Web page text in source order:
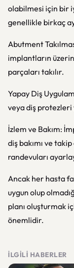
olabilmesi için bir
genellikle birkaç
Abutment
implantların
parçaları takılır.
Yapay Diş
veya diş
İzlem ve Bakım:
diş bakımı ve
randevuları
Ancak her hasta
uygun olup
planı oluşturmak
önemlidir.
İLGILI HABERLER